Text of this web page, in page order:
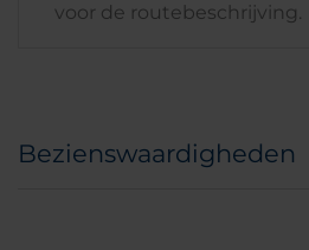
voor de routebeschrijving.
Bezienswaardigheden